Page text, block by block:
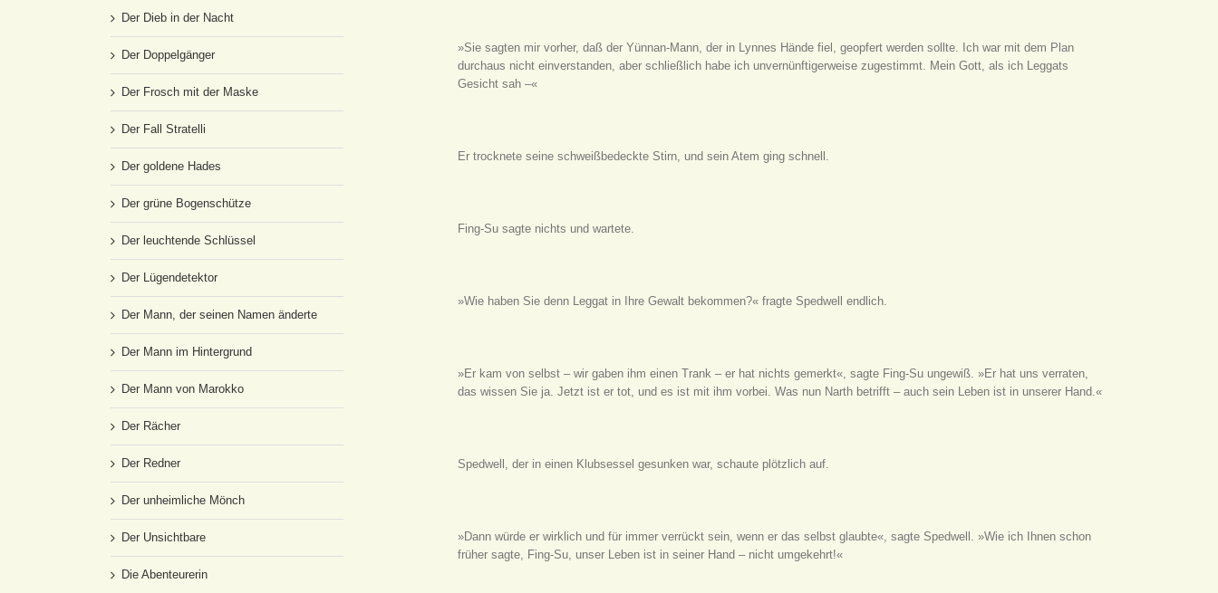
»Sie sagten mir vorher, daß der Yünnan-Mann, der in Lynnes Hände fiel, geopfert werden sollte. Ich war mit dem Plan
durchaus nicht einverstanden, aber schließlich habe ich unvernünftigerweise zugestimmt. Mein Gott, als ich Leggats
Gesicht sah –«
Er trocknete seine schweißbedeckte Stirn, und sein Atem ging schnell.
Fing-Su sagte nichts und wartete.
»Wie haben Sie denn Leggat in Ihre Gewalt bekommen?« fragte Spedwell endlich.
»Er kam von selbst – wir gaben ihm einen Trank – er hat nichts gemerkt«, sagte Fing-Su ungewiß. »Er hat uns verraten,
das wissen Sie ja. Jetzt ist er tot, und es ist mit ihm vorbei. Was nun Narth betrifft – auch sein Leben ist in unserer Hand.«
Spedwell, der in einen Klubsessel gesunken war, schaute plötzlich auf.
»Dann würde er wirklich und für immer verrückt sein, wenn er das selbst glaubte«, sagte Spedwell. »Wie ich Ihnen schon
früher sagte, Fing-Su, unser Leben ist in seiner Hand – nicht umgekehrt!«
Der Dieb in der Nacht
Der Doppelgänger
Der Frosch mit der Maske
Der Fall Stratelli
Der goldene Hades
Der grüne Bogenschütze
Der leuchtende Schlüssel
Der Lügendetektor
Der Mann, der seinen Namen änderte
Der Mann im Hintergrund
Der Mann von Marokko
Der Rächer
Der Redner
Der unheimliche Mönch
Der Unsichtbare
Die Abenteurerin